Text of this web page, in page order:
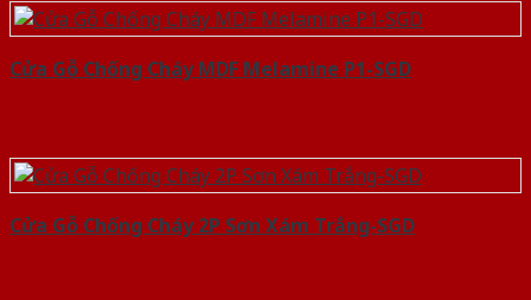
Cửa Gỗ Chống Cháy MDF Melamine P1-SGD
Cửa Gỗ Chống Cháy 2P Sơn Xám Trắng-SGD